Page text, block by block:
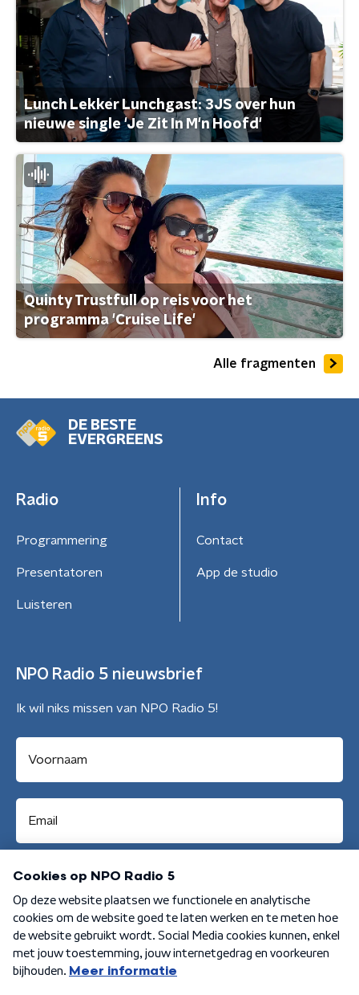
Lunch Lekker Lunchgast: 3JS over hun
nieuwe single 'Je Zit In M'n Hoofd'
Quinty Trustfull op reis voor het
programma 'Cruise Life'
Alle fragmenten
DE BESTE
EVERGREENS
Radio
Programmering
Presentatoren
Luisteren
Info
Contact
App de studio
NPO Radio 5 nieuwsbrief
Ik wil niks missen van NPO Radio 5!
Aanmelden
Algemene voorwaarden